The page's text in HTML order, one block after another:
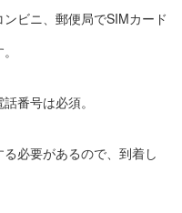
ビニ、郵便局でSIMカード
番号は必須。
必要があるので、到着し